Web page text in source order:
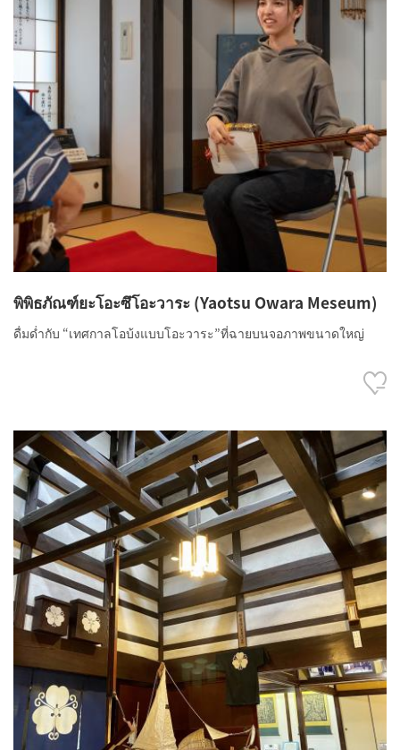
พิพิธภัณฑ์ยะโอะซึโอะวาระ (Yaotsu Owara Meseum)
ดื่มด่ำกับ “เทศกาลโอบ้งแบบโอะวาระ”ที่ฉายบนจอภาพขนาดใหญ่